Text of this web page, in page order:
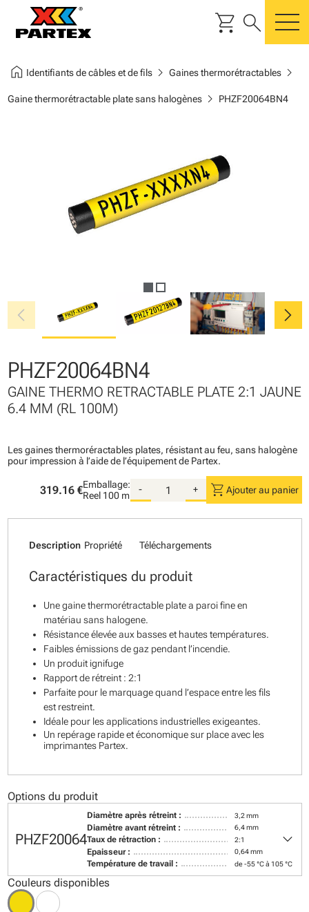
shopping_cart search
home Identifiants de câbles et de filschevron_right Gaines thermorétractableschevron_right
Gaine thermorétractable plate sans halogèneschevron_right PHZF20064BN4
chevron_left chevron_right
PHZF20064BN4
GAINE THERMO RETRACTABLE PLATE 2:1 JAUNE
6.4 MM (RL 100M)
Les gaines thermoréractables plates, résistant au feu, sans halogène
pour impression à l’aide de l’équipement de Partex.
319.16 €Emballage:
Reel 100 m
- + shopping_cart Ajouter au panier
Description Propriété Téléchargements
Caractéristiques du produit
Une gaine thermorétractable plate a paroi fine en
matériau sans halogene.
Résistance élevée aux basses et hautes températures.
Faibles émissions de gaz pendant l’incendie.
Un produit ignifuge
Rapport de rétreint : 2:1
Parfaite pour le marquage quand l’espace entre les fils
est restreint.
Idéale pour les applications industrielles exigeantes.
Un repérage rapide et économique sur place avec les
imprimantes Partex.
Options du produit
PHZF20064
Diamètre après rétreint : 3,2 mm
Diamètre avant rétreint : 6,4 mm
Taux de rétraction : 2:1
Epaisseur : 0,64 mm
Température de travail : de -55 °C à 105 °C
keyboard_arrow_down
Couleurs disponibles